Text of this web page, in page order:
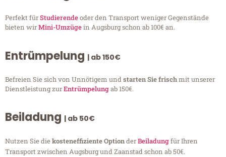
Perfekt fürStudierendeoder den Transport weniger Gegenstände
bieten wirMini-Umzügein Augsburg schon ab 100€ an.
Entrümpelung | ab 150€
Befreien Sie sich von Unnötigem undstarten Sie frischmit unserer
Dienstleistung zurEntrümpelungab 150€.
Beiladung | ab 50€
Nutzen Sie diekosteneffiziente OptionderBeiladungfür Ihren
Transport zwischen Augsburg und Zaanstad schon ab 50€.